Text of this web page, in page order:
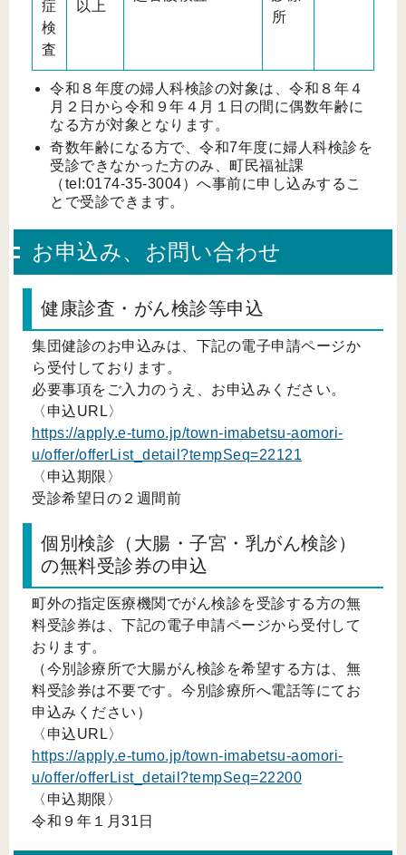
症
検
査
以上
所
令和８年度の婦人科検診の対象は、令和８年４
月２日から令和９年４月１日の間に偶数年齢に
なる方が対象となります。
奇数年齢になる方で、令和7年度に婦人科検診を
受診できなかった方のみ、町民福祉課
（tel:0174-35-3004）へ事前に申し込みするこ
とで受診できます。
お申込み、お問い合わせ
健康診査・がん検診等申込
集団健診のお申込みは、下記の電子申請ページか
ら受付しております。
必要事項をご入力のうえ、お申込みください。
〈申込URL〉
https://apply.e-tumo.jp/town-imabetsu-aomori-
u/offer/offerList_detail?tempSeq=22121
〈申込期限〉
受診希望日の２週間前
個別検診（大腸・子宮・乳がん検診）
の無料受診券の申込
町外の指定医療機関でがん検診を受診する方の無
料受診券は、下記の電子申請ページから受付して
おります。
（今別診療所で大腸がん検診を希望する方は、無
料受診券は不要です。今別診療所へ電話等にてお
申込みください）
〈申込URL〉
https://apply.e-tumo.jp/town-imabetsu-aomori-
u/offer/offerList_detail?tempSeq=22200
〈申込期限〉
令和９年１月31日